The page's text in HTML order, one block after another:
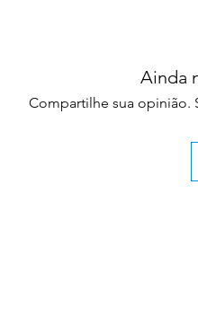
Ainda
Compartilhe sua opinião.